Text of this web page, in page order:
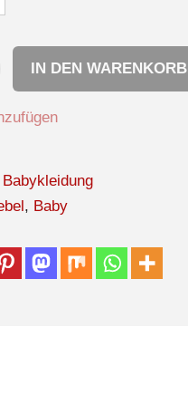
IN DEN WARENKORB
, Baby